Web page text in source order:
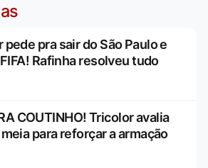
pede pra sair do São Paulo e
Rafinha resolveu tudo
COUTINHO! Tricolor avalia
para reforçar a armação